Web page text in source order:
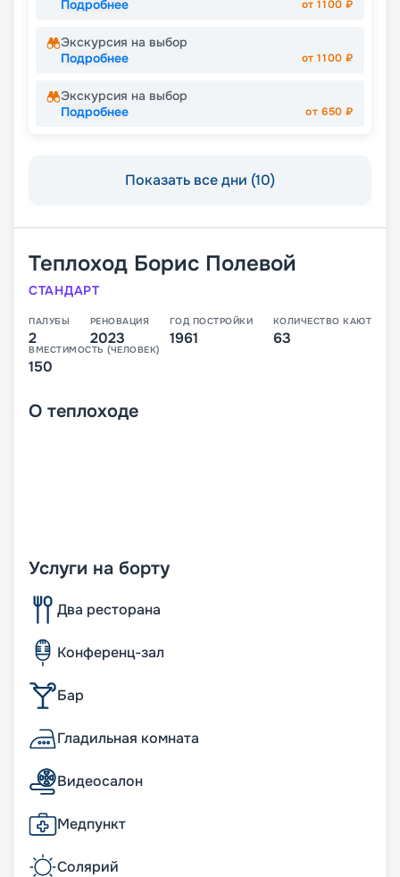
Подробнее от1100 ₽
Экскурсия на выбор
Подробнее
от1100 ₽
Экскурсия на выбор
Подробнее
от 650 ₽
Показать все дни (10)
Теплоход Борис Полевой
СТАНДАРТ
ПАЛУБЫ
2
РЕНОВАЦИЯ
2023
ГОД ПОСТРОЙКИ
1961
КОЛИЧЕСТВО КАЮТ
63
ВМЕСТИМОСТЬ (ЧЕЛОВЕК)
150
О теплоходе
Услуги на борту
Два ресторана
Конференц-зал
Бар
Гладильная комната
Видеосалон
Медпункт
Солярий